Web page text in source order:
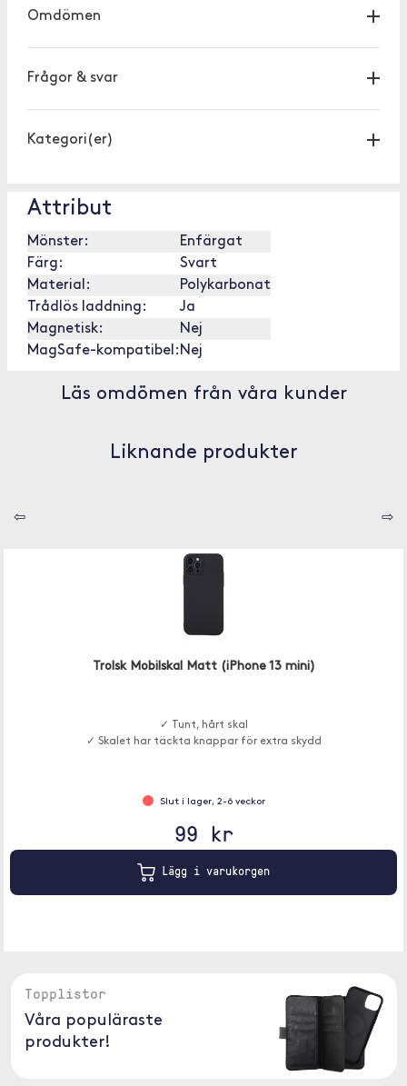
Omdömen
Frågor & svar
Kategori(er)
Attribut
Mönster:
Enfärgat
Färg:
Svart
Material:
Polykarbonat
Trådlös laddning:
Ja
Magnetisk:
Nej
MagSafe-kompatibel: Nej
Läs omdömen från våra kunder
Liknande produkter
⇦ ⇨
Trolsk Mobilskal Matt (iPhone 13 mini)
✓ Tunt, hårt skal
✓ Skalet har täckta knappar för extra skydd
Slut i lager, 2-6 veckor
99 kr
Lägg i varukorgen
Topplistor
Våra populäraste
produkter!